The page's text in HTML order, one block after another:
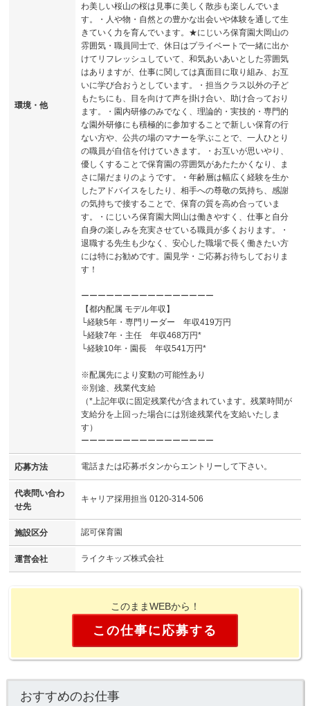
環境・他
わ美しい桜山の桜は見事に美しく散歩も楽しんでいま
す。・人や物・自然との豊かな出会いや体験を通して生
きていく力を育んでいます。★にじいろ保育園大岡山の
雰囲気・職員同士で、休日はプライベートで一緒に出か
けてリフレッシュしていて、和気あいあいとした雰囲気
はありますが、仕事に関しては真面目に取り組み、お互
いに学び合おうとしています。・担当クラス以外の子ど
もたちにも、目を向けて声を掛け合い、助け合っており
ます。・園内研修のみでなく、理論的・実技的・専門的
な園外研修にも積極的に参加することで新しい保育の行
ない方や、公共の場のマナーを学ぶことで、一人ひとり
の職員が自信を付けていきます。・お互いが思いやり、
優しくすることで保育園の雰囲気があたたかくなり、ま
さに陽だまりのようです。・年齢層は幅広く経験を生か
したアドバイスをしたり、相手への尊敬の気持ち、感謝
の気持ちで接することで、保育の質を高め合っていま
す。・にじいろ保育園大岡山は働きやすく、仕事と自分
自身の楽しみを充実させている職員が多くおります。・
退職する先生も少なく、安心した職場で長く働きたい方
には特にお勧めです。園見学・ご応募お待ちしておりま
す！
ーーーーーーーーーーーーーーーー
【都内配属 モデル年収】
└経験5年・専門リーダー 年収419万円
└経験7年・主任 年収468万円*
└経験10年・園長 年収541万円*
※配属先により変動の可能性あり
※別途、残業代支給
（*上記年収に固定残業代が含まれています。残業時間が
支給分を上回った場合には別途残業代を支給いたしま
す）
ーーーーーーーーーーーーーーーー
応募方法 電話または応募ボタンからエントリーして下さい。
代表問い合わ
せ先
キャリア採用担当 0120-314-506
施設区分 認可保育園
運営会社 ライクキッズ株式会社
このままWEBから！
この仕事に応募する
おすすめのお仕事